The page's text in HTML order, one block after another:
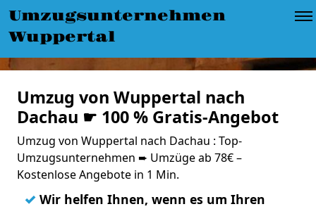
Umzugsunternehmen
Wuppertal
Umzug von Wuppertal nach
Dachau ☛ 100 % Gratis-Angebot
Umzug von Wuppertal nach Dachau : Top-
Umzugsunternehmen ➨ Umzüge ab 78€ –
Kostenlose Angebote in 1 Min.
✓ Wir helfen Ihnen, wenn es um Ihren